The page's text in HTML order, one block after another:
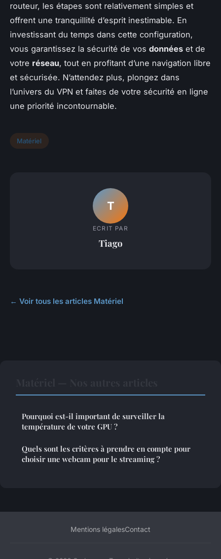
routeur, les étapes sont relativement simples et
offrent une tranquillité d’esprit inestimable. En
investissant du temps dans cette configuration,
vous garantissez la sécurité de vos données et de
votre réseau, tout en profitant d’une navigation libre
et sécurisée. N’attendez plus, plongez dans
l’univers du VPN et faites de votre sécurité en ligne
une priorité incontournable.
Matériel
T
ECRIT PAR
Tiago
← Voir tous les articles Matériel
Pourquoi est-il important de surveiller la
température de votre GPU ?
Quels sont les critères à prendre en compte pour
choisir une webcam pour le streaming ?
Mentions légalesContact